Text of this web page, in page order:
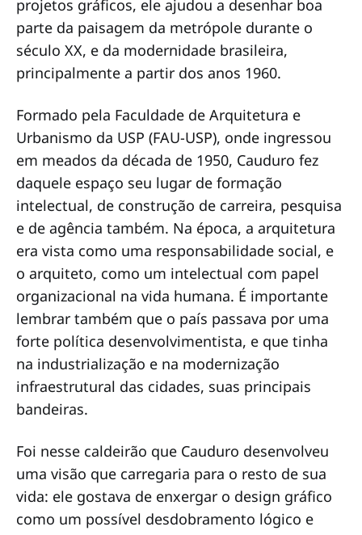
projetos gráficos, ele ajudou a desenhar boa
parte da paisagem da metrópole durante o
século XX, e da modernidade brasileira,
principalmente a partir dos anos 1960.
Formado pela Faculdade de Arquitetura e
Urbanismo da USP (FAU-USP), onde ingressou
em meados da década de 1950, Cauduro fez
daquele espaço seu lugar de formação
intelectual, de construção de carreira, pesquisa
e de agência também. Na época, a arquitetura
era vista como uma responsabilidade social, e
o arquiteto, como um intelectual com papel
organizacional na vida humana. É importante
lembrar também que o país passava por uma
forte política desenvolvimentista, e que tinha
na industrialização e na modernização
infraestrutural das cidades, suas principais
bandeiras.
Foi nesse caldeirão que Cauduro desenvolveu
uma visão que carregaria para o resto de sua
vida: ele gostava de enxergar o design gráfico
como um possível desdobramento lógico e